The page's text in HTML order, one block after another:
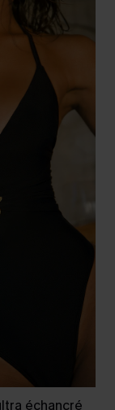
échancré